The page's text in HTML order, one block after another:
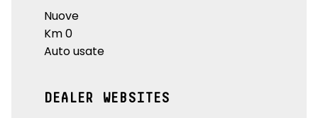
Nuove
Km 0
Auto usate
DEALER WEBSITES